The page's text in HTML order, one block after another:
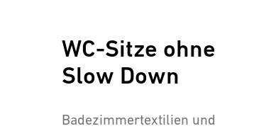
WC-Sitze ohne
Slow Down
Badezimmertextilien und